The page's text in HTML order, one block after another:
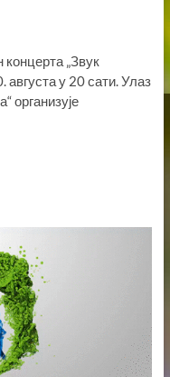
„Звук
августа у 20 сати. Улаз
организује